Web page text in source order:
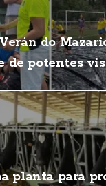
do
de potentes
planta para